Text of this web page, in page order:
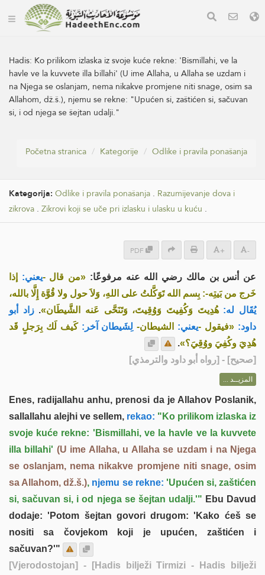
Hadis: Ko prilikom izlaska iz svoje kuće rekne: 'Bismillahi, ve la
havle ve la kuvvete illa billahi' (U ime Allaha, u Allaha se uzdam i
na Njega se oslanjam, nema nikakve promjene niti snage, osim sa
Allahom, dž.š.), njemu se rekne: "Upućen si, zaštićen si, sačuvan
si, i od njega se šejtan udalji."
Početna stranica Kategorije Odlike i pravila ponašanja
Kategorija: Odlike i pravila ponašanja . Razumijevanje dova i
zikrova . Zikrovi koji se uče pri izlasku i ulasku u kuću .
PDF + -
عن أنس بن مالك رضي الله عنه مرفوعًا: «من قال -يعني: إذا
خَرج من بَيتِه-: بِسم الله تَوَكَّلتُ على اللهِ، وَلاَ حول ولا قُوَّة إِلَّا بالله،
يُقَال له: هُدِيتَ وَكُفِيتَ وَوُقِيتَ، وَتَنَحَّى عَنه الشَّيطَان». زاد أبو
داود: «فيقول -يعني: الشيطان-لِشَيطان آخر: كَيف لَك بِرَجلٍ قَد
هُدِيَ وكُفِيَ ووُقِيَ؟».
[صحيح] - [رواه أبو داود والترمذي]
المزيــد ...
Enes, radijallahu anhu, prenosi da je Allahov Poslanik,
sallallahu alejhi ve sellem, rekao: "Ko prilikom izlaska iz
svoje kuće rekne: 'Bismillahi, ve la havle ve la kuvvete
illa billahi' (U ime Allaha, u Allaha se uzdam i na Njega
se oslanjam, nema nikakve promjene niti snage, osim
sa Allahom, dž.š.), njemu se rekne: 'Upućen si, zaštićen
si, sačuvan si, i od njega se šejtan udalji.'" Ebu Davud
dodaje: 'Potom šejtan govori drugom: 'Kako ćeš se
nositi sa čovjekom koji je upućen, zaštićen i
sačuvan?'"
[Vjerodostojan]
- [Hadis bilježi Tirmizi - Hadis bilježi